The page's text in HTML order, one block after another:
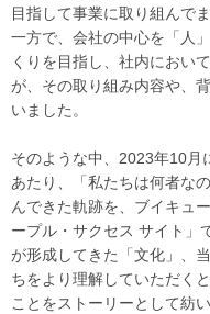
目指して事業に取り組んで
一方で、会社の中心を「人
くりを目指し、社内におい
が、その取り組み内容や、
いました。
そのような中、2023年10月
あたり、「私たちは何者な
んできた軌跡を、ブイキュ
ープル・サクセス サイト」
が形成してきた「文化」、
ちをより理解していただく
ことをストーリーとして紡